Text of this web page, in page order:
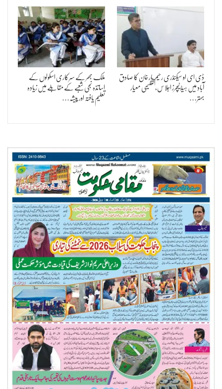
ڈی ای او سیکنڈری رحیم یار خان کا صادق
آباد میں ہیڈ ٹیچرز اجلاس، تعلیمی معیار
بہتر…
ملک بھر کے سرکاری اسکولوں کے
اساتذہ نجی شعبے کے مقابلے میں زیادہ
تعلیم یافتہ اور پیشہ…